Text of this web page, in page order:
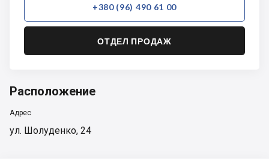
+380 (96) 490 61 00
ОТДЕЛ ПРОДАЖ
Расположение
Адрес
ул. Шолуденко, 24